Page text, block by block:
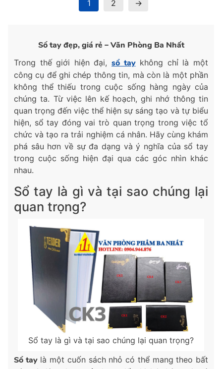
1 2 →
Sổ tay đẹp, giá rẻ – Văn Phòng Ba Nhất
Trong thế giới hiện đại, sổ taykhông chỉ là một
công cụ để ghi chép thông tin, mà còn là một phần
không thể thiếu trong cuộc sống hàng ngày của
chúng ta. Từ việc lên kế hoạch, ghi nhớ thông tin
quan trọng đến việc thể hiện sự sáng tạo và tự biểu
hiện, sổ tay đóng vai trò quan trọng trong việc tổ
chức và tạo ra trải nghiệm cá nhân. Hãy cùng khám
phá sâu hơn về sự đa dạng và ý nghĩa của sổ tay
trong cuộc sống hiện đại qua các góc nhìn khác
nhau.
Sổ tay là gì và tại sao chúng lại
quan trọng?
Sổ tay là gì và tại sao chúng lại quan trọng?
Sổ taylà một cuốn sách nhỏ có thể mang theo bất